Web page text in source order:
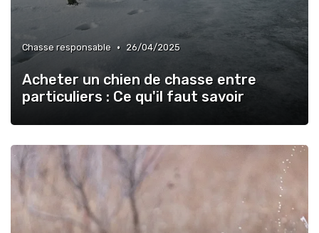
Chasse responsable • 26/04/2025
Acheter un chien de chasse entre
particuliers : Ce qu'il faut savoir